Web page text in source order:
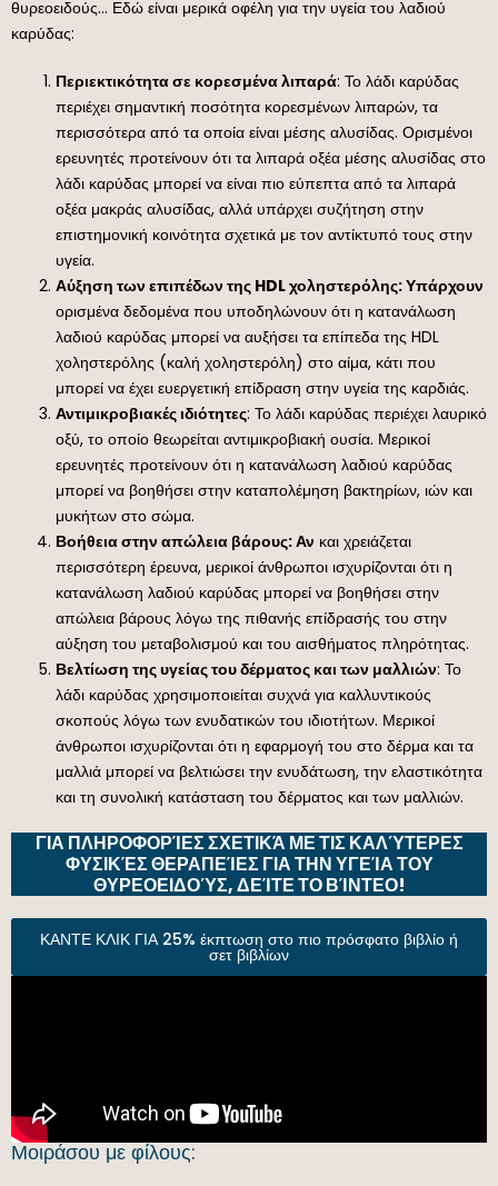
θυρεοειδούς… Εδώ είναι μερικά οφέλη για την υγεία του λαδιού
καρύδας:
Περιεκτικότητα σε κορεσμένα λιπαρά: Το λάδι καρύδας
περιέχει σημαντική ποσότητα κορεσμένων λιπαρών, τα
περισσότερα από τα οποία είναι μέσης αλυσίδας. Ορισμένοι
ερευνητές προτείνουν ότι τα λιπαρά οξέα μέσης αλυσίδας στο
λάδι καρύδας μπορεί να είναι πιο εύπεπτα από τα λιπαρά
οξέα μακράς αλυσίδας, αλλά υπάρχει συζήτηση στην
επιστημονική κοινότητα σχετικά με τον αντίκτυπό τους στην
υγεία.
Αύξηση των επιπέδων της HDL χοληστερόλης: Υπάρχουν
ορισμένα δεδομένα που υποδηλώνουν ότι η κατανάλωση
λαδιού καρύδας μπορεί να αυξήσει τα επίπεδα της HDL
χοληστερόλης (καλή χοληστερόλη) στο αίμα, κάτι που
μπορεί να έχει ευεργετική επίδραση στην υγεία της καρδιάς.
Αντιμικροβιακές ιδιότητες: Το λάδι καρύδας περιέχει λαυρικό
οξύ, το οποίο θεωρείται αντιμικροβιακή ουσία. Μερικοί
ερευνητές προτείνουν ότι η κατανάλωση λαδιού καρύδας
μπορεί να βοηθήσει στην καταπολέμηση βακτηρίων, ιών και
μυκήτων στο σώμα.
Βοήθεια στην απώλεια βάρους: Αν και χρειάζεται
περισσότερη έρευνα, μερικοί άνθρωποι ισχυρίζονται ότι η
κατανάλωση λαδιού καρύδας μπορεί να βοηθήσει στην
απώλεια βάρους λόγω της πιθανής επίδρασής του στην
αύξηση του μεταβολισμού και του αισθήματος πληρότητας.
Βελτίωση της υγείας του δέρματος και των μαλλιών: Το
λάδι καρύδας χρησιμοποιείται συχνά για καλλυντικούς
σκοπούς λόγω των ενυδατικών του ιδιοτήτων. Μερικοί
άνθρωποι ισχυρίζονται ότι η εφαρμογή του στο δέρμα και τα
μαλλιά μπορεί να βελτιώσει την ενυδάτωση, την ελαστικότητα
και τη συνολική κατάσταση του δέρματος και των μαλλιών.
ΓΙΑ ΠΛΗΡΟΦΟΡΊΕΣ ΣΧΕΤΙΚΆ ΜΕ ΤΙΣ ΚΑΛΎΤΕΡΕΣ
ΦΥΣΙΚΈΣ ΘΕΡΑΠΕΊΕΣ ΓΙΑ ΤΗΝ ΥΓΕΊΑ ΤΟΥ
ΘΥΡΕΟΕΙΔΟΎΣ, ΔΕΊΤΕ ΤΟ ΒΊΝΤΕΟ!
ΚΑΝΤΕ ΚΛΙΚ ΓΙΑ 25% έκπτωση στο πιο πρόσφατο βιβλίο ή
σετ βιβλίων
Μοιράσου με φίλους: